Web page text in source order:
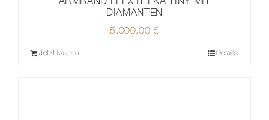
DIAMANTEN
5.000,00€
Jetzt kaufen Details